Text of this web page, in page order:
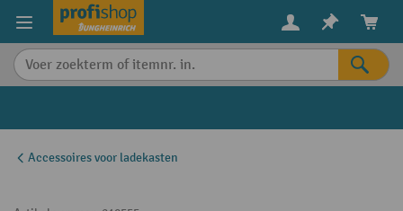
content
Accessoires voor ladekasten